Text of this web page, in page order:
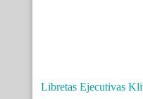
Libretas Ejecutivas